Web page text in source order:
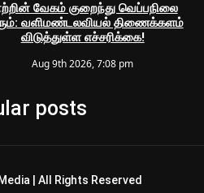
வேகம் குறைந்து வெப்பநிலை
வளிமண்டலவியல் திணைக்களம்
விடுத்துள்ள எச்சரிக்கை!
Aug 9th 2026, 7:08 pm
posts
| All Rights Reserved